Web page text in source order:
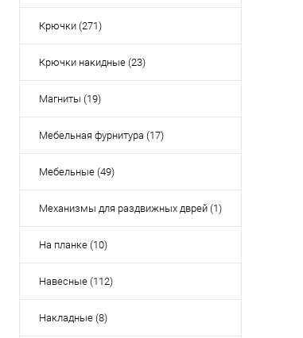
Крючки (271)
Крючки накидные (23)
Магниты (19)
Мебельная фурнитура (17)
Мебельные (49)
Механизмы для раздвижных дврей (1)
На планке (10)
Навесные (112)
Накладные (8)